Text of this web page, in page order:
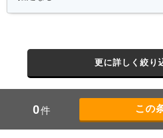
更に詳しく絞り
0件